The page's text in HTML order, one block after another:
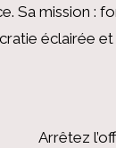
Sa mission :
éclairée et
Arrêtez